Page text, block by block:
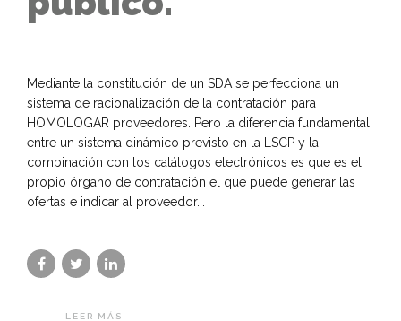
Mediante la constitución de un SDA se perfecciona un
sistema de racionalización de la contratación para
HOMOLOGAR proveedores. Pero la diferencia fundamental
entre un sistema dinámico previsto en la LSCP y la
combinación con los catálogos electrónicos es que es el
propio órgano de contratación el que puede generar las
ofertas e indicar al proveedor...
LEER MÁS